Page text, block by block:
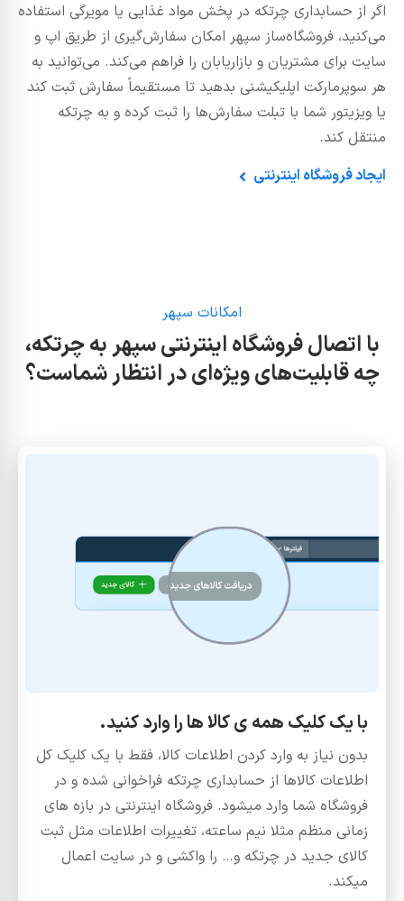
اگر از حسابداری چرتکه در پخش مواد غذایی یا مویرگی استفاده
می‌کنید، فروشگاه‌ساز سپهر امکان سفارش‌گیری از طریق اپ و
سایت برای مشتریان و بازاریابان را فراهم می‌کند. می‌توانید به
هر سوپرمارکت اپلیکیشنی بدهید تا مستقیماً سفارش ثبت کند
یا ویزیتور شما با تبلت سفارش‌ها را ثبت کرده و به چرتکه
منتقل کند.
ایجاد فروشگاه اینترنتی
امکانات سپهر
با اتصال فروشگاه اینترنتی سپهر به چرتکه،
چه قابلیت‌های ویژه‌ای در انتظار شماست؟
با یک کلیک همه ی کالا ها را وارد کنید.
بدون نیاز به وارد کردن اطلاعات کالا، فقط با یک کلیک کل
اطلاعات کالاها از حسابداری چرتکه فراخوانی شده و در
فروشگاه شما وارد میشود. فروشگاه اینترنتی در بازه های
زمانی منظم مثلا نیم ساعته، تغییرات اطلاعات مثل ثبت
کالای جدید در چرتکه و… را واکشی و در سایت اعمال
میکند.